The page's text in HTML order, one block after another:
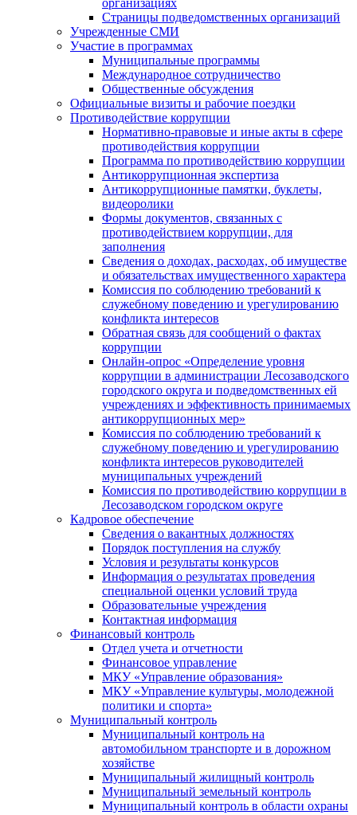
организациях
Страницы подведомственных организаций
Учрежденные СМИ
Участие в программах
Муниципальные программы
Международное сотрудничество
Общественные обсуждения
Официальные визиты и рабочие поездки
Противодействие коррупции
Нормативно-правовые и иные акты в сфере
противодействия коррупции
Программа по противодействию коррупции
Антикоррупционная экспертиза
Антикоррупционные памятки, буклеты,
видеоролики
Формы документов, связанных с
противодействием коррупции, для
заполнения
Сведения о доходах, расходах, об имуществе
и обязательствах имущественного характера
Комиссия по соблюдению требований к
служебному поведению и урегулированию
конфликта интересов
Обратная связь для сообщений о фактах
коррупции
Онлайн-опрос «Определение уровня
коррупции в администрации Лесозаводского
городского округа и подведомственных ей
учреждениях и эффективность принимаемых
антикоррупционных мер»
Комиссия по соблюдению требований к
служебному поведению и урегулированию
конфликта интересов руководителей
муниципальных учреждений
Комиссия по противодействию коррупции в
Лесозаводском городском округе
Кадровое обеспечение
Сведения о вакантных должностях
Порядок поступления на службу
Условия и результаты конкурсов
Информация о результатах проведения
специальной оценки условий труда
Образовательные учреждения
Контактная информация
Финансовый контроль
Отдел учета и отчетности
Финансовое управление
МКУ «Управление образования»
МКУ «Управление культуры, молодежной
политики и спорта»
Муниципальный контроль
Муниципальный контроль на
автомобильном транспорте и в дорожном
хозяйстве
Муниципальный жилищный контроль
Муниципальный земельный контроль
Муниципальный контроль в области охраны